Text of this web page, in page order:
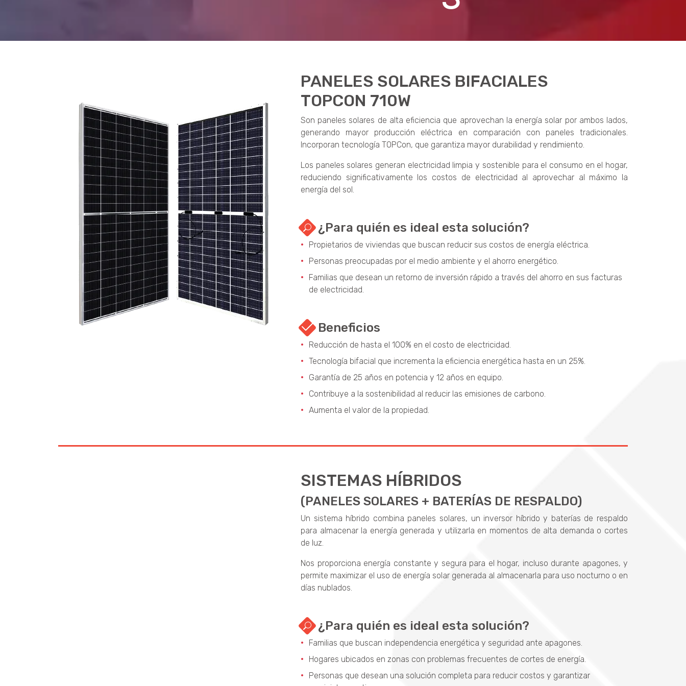
PANELES SOLARES BIFACIALES
TOPCON 710W
Son paneles solares de alta eficiencia que aprovechan la energía solar por ambos lados,
generando mayor producción eléctrica en comparación con paneles tradicionales.
Incorporan tecnología TOPCon, que garantiza mayor durabilidad y rendimiento.
Los paneles solares generan electricidad limpia y sostenible para el consumo en el hogar,
reduciendo significativamente los costos de electricidad al aprovechar al máximo la
energía del sol.
¿Para quién es ideal esta solución?
Propietarios de viviendas que buscan reducir sus costos de energía eléctrica.
Personas preocupadas por el medio ambiente y el ahorro energético.
Familias que desean un retorno de inversión rápido a través del ahorro en sus facturas
de electricidad.
Beneficios
Reducción de hasta el 100% en el costo de electricidad.
Tecnología bifacial que incrementa la eficiencia energética hasta en un 25%.
Garantía de 25 años en potencia y 12 años en equipo.
Contribuye a la sostenibilidad al reducir las emisiones de carbono.
Aumenta el valor de la propiedad.
SISTEMAS HÍBRIDOS
(PANELES SOLARES + BATERÍAS DE RESPALDO)
Un sistema híbrido combina paneles solares, un inversor híbrido y baterías de respaldo
para almacenar la energía generada y utilizarla en momentos de alta demanda o cortes
de luz.
Nos proporciona energía constante y segura para el hogar, incluso durante apagones, y
permite maximizar el uso de energía solar generada al almacenarla para uso nocturno o en
días nublados.
¿Para quién es ideal esta solución?
Familias que buscan independencia energética y seguridad ante apagones.
Hogares ubicados en zonas con problemas frecuentes de cortes de energía.
Personas que desean una solución completa para reducir costos y garantizar